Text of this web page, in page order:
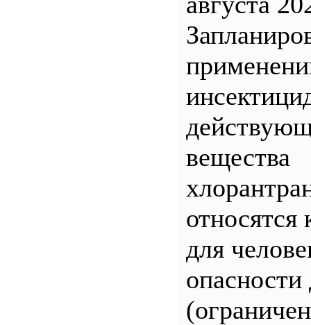
вещества
относятся
для
опасности